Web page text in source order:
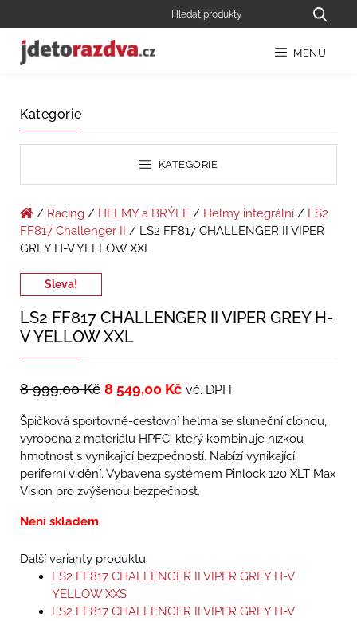
MENU
Kategorie
KATEGORIE
/ Racing / HELMY a BRÝLE / Helmy integrální / LS2
FF817 Challenger II
/ LS2 FF817 CHALLENGER II VIPER
GREY H-V YELLOW XXL
Sleva!
LS2 FF817 CHALLENGER II VIPER GREY H-
V YELLOW XXL
8 999,00Kč 8 549,00 Kč vč. DPH
Špičková sportovně-cestovní helma se sluneční clonou,
vyrobena z materiálu HPFC, který kombinuje nízkou
hmotnost s vynikající bezpečností. Nabízí vynikající
periferní vidění. Vybavena systémem Pinlock 120 XLT Max
Vision pro zvýšenou bezpečnost.
Není skladem
Další varianty produktu
LS2 FF817 CHALLENGER II VIPER GREY H-V
YELLOW XXS
LS2 FF817 CHALLENGER II VIPER GREY H-V